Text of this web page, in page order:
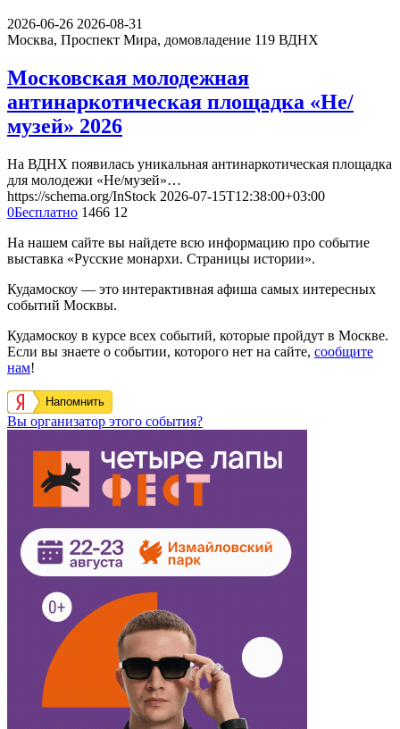
2026-06-26 2026-08-31
Москва, Проспект Мира, домовладение 119 ВДНХ
Московская молодежная
антинаркотическая площадка «Не/
музей» 2026
На ВДНХ появилась уникальная антинаркотическая площадка
для молодежи «Не/музей»…
https://schema.org/InStock 2026-07-15T12:38:00+03:00
0Бесплатно 1466 12
На нашем сайте вы найдете всю информацию про событие
выставка «Русские монархи. Страницы истории».
Кудамоскоу — это интерактивная афиша самых интересных
событий Москвы.
Кудамоскоу в курсе всех событий, которые пройдут в Москве.
Если вы знаете о событии, которого нет на сайте, сообщите
нам!
Напомнить
Вы организатор этого события?